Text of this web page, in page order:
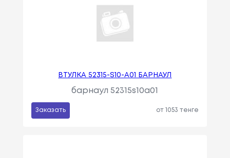
ВТУЛКА 52315-S10-A01 БАРНАУЛ
барнаул 52315s10a01
Заказать от 1053 тенге